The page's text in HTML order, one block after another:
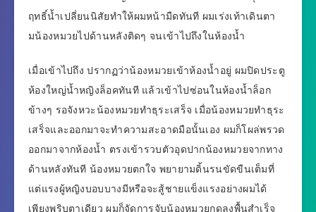
ฤทธิ์น้ำเปลี่ยนนิสัยทำให้ผมหน้ามืดทันที ผมเร่งเท้าเดินตา
มน้องหมวยไปด้านหลังติดๆ จนเข้าไปถึงในห้องน้ำ
เมื่อเข้าไปถึง ปรากฏว่าน้องหมวยเข้าห้องน้ำอยู่ ผมปิดประตู
ห้องใหญ่น้ำหญิงล็อคทันที แล้วเข้าไปซ่อนในห้องน้ำล็อก
ข้างๆ รอจังหวะน้องหมวยทำธุระเสร็จ เมื่อน้องหมวยทำธุระ
เสร็จและออกมาจะทำความสะอาดมือนั้นเอง ผมก็โผล่พรวด
ออกมาจากห้องน้ำ ตรงเข้ารวบตัวอุดปากน้องหมวยจากทาง
ด้านหลังทันที น้องหมวยตกใจ พยายามดิ้นรนขัดขืนเต็มที่
แต่แรงผู้หญิงบอบบางมีหรือจะสู้ชายแข็งแรงอย่างผมได้
เพียงพริบตาเดียว ผมก็จัดการจับน้องหมวยกดลงพื้นสำเร็จ